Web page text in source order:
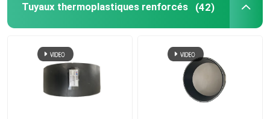
Tuyaux thermoplastiques renforcés (42)